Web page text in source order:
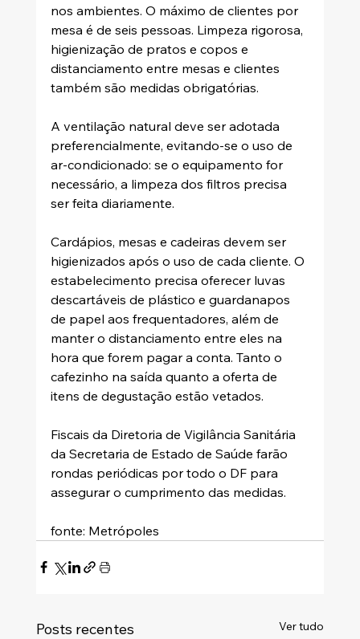
nos ambientes. O máximo de clientes por
mesa é de seis pessoas. Limpeza rigorosa,
higienização de pratos e copos e
distanciamento entre mesas e clientes
também são medidas obrigatórias.
A ventilação natural deve ser adotada
preferencialmente, evitando-se o uso de
ar-condicionado: se o equipamento for
necessário, a limpeza dos filtros precisa
ser feita diariamente.
Cardápios, mesas e cadeiras devem ser
higienizados após o uso de cada cliente. O
estabelecimento precisa oferecer luvas
descartáveis de plástico e guardanapos
de papel aos frequentadores, além de
manter o distanciamento entre eles na
hora que forem pagar a conta. Tanto o
cafezinho na saída quanto a oferta de
itens de degustação estão vetados.
Fiscais da Diretoria de Vigilância Sanitária
da Secretaria de Estado de Saúde farão
rondas periódicas por todo o DF para
assegurar o cumprimento das medidas.
fonte: Metrópoles
Posts recentes Ver tudo